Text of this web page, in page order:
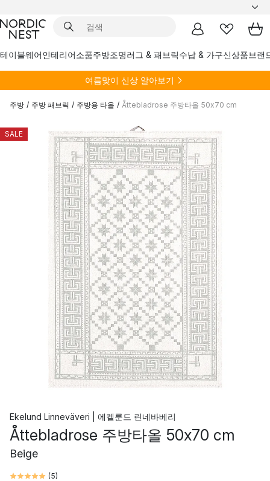
테이블웨어인테리어소품주방조명러그 & 패브릭수납 & 가구신상품브랜
여름맞이 신상 알아보기
주방 / 주방 패브릭 / 주방용 타올 / Åttebladrose 주방타올 50x70 cm
SALE
Ekelund Linneväveri | 에켈룬드 린네바베리
Åttebladrose 주방타올 50x70 cm
Beige
(5)